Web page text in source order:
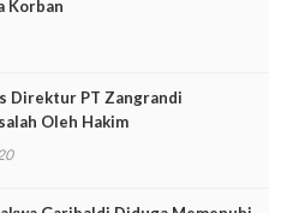
Korban
Direktur PT Zangrandi
Oleh Hakim